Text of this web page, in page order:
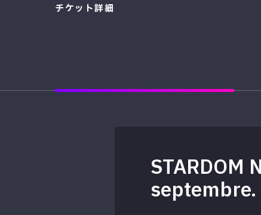
チケット詳細
STARDOM
septembre.